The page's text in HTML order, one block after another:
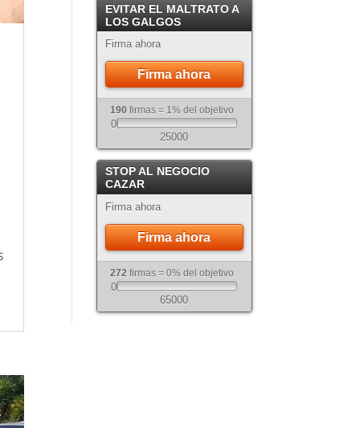
EVITAR EL MALTRATO A
LOS GALGOS
Firma ahora
Firma ahora
190 firmas = 1% del objetivo
0
25000
STOP AL NEGOCIO
CAZAR
Firma ahora
Firma ahora
272 firmas = 0% del objetivo
0
65000